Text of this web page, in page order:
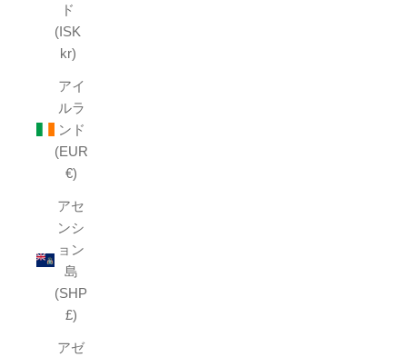
ド
(ISK
kr)
アイ
ルラ
ンド
(EUR
€)
アセ
ンシ
ョン
島
(SHP
£)
アゼ